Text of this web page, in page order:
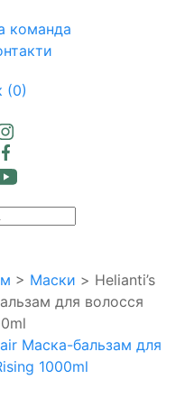
команда
(0)
> Маски > Helianti’s
для волосся